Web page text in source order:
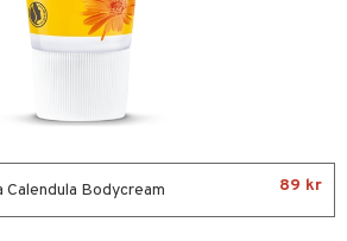
Calendula Bodycream 89 kr